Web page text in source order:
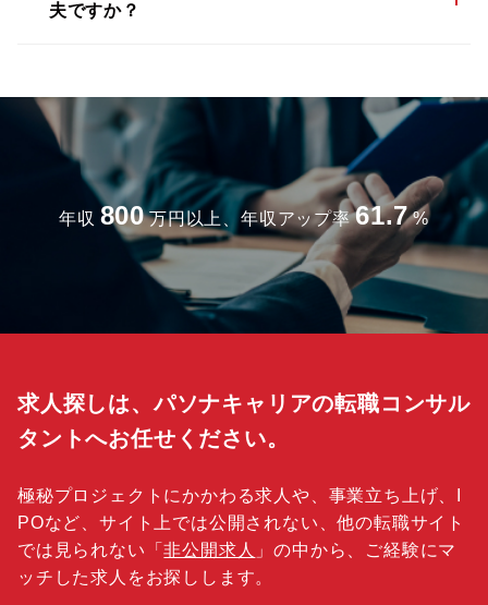
夫ですか？
年収 800 万円以上、年収アップ率 61.7 %
求人探しは、パソナキャリアの転職コンサル
タントへお任せください。
極秘プロジェクトにかかわる求人や、事業立ち上げ、I
POなど、サイト上では公開されない、他の転職サイト
では見られない「非公開求人 」の中から、ご経験にマ
ッチした求人をお探しします。